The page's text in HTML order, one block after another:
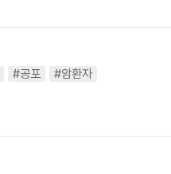
#공포
#암환자